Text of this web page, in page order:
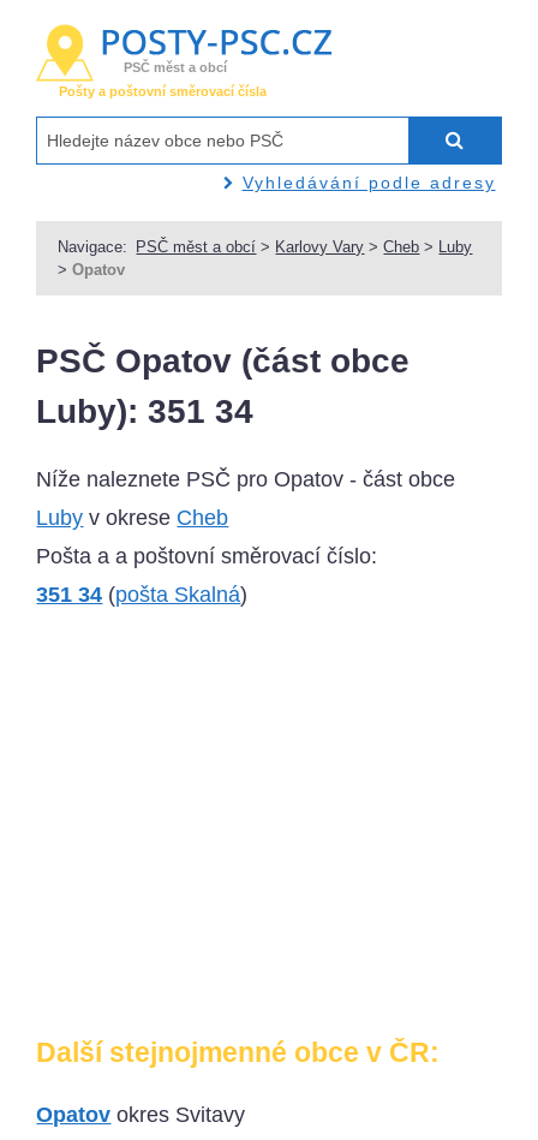
PSČ měst a obcí
Pošty a poštovní směrovací čísla
Vyhledávání podle adresy
Navigace: PSČ měst a obcí > Karlovy Vary >Cheb > Luby
>Opatov
PSČ Opatov (část obce
Luby): 351 34
Níže naleznete PSČ pro Opatov - část obce
Luby v okrese Cheb
Pošta a a poštovní směrovací číslo:
351 34 (pošta Skalná)
Další stejnojmenné obce v ČR:
Opatov okres Svitavy